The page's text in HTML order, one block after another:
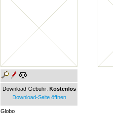
Download-Gebühr: Kostenlos
Download-Seite öffnen
Globo